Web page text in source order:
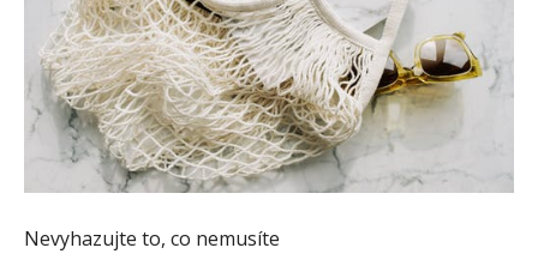
Nevyhazujte to, co nemusíte